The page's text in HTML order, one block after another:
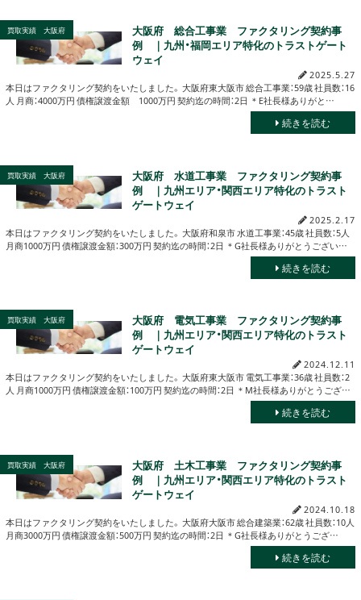
買取実績 大阪府
大阪府 総合工事業 ファクタリング契約事
例 ｜九州・福岡エリア特化のトラストゲート
ウェイ
2025.5.27
本日はファクタリング契約をいたしました。 大阪府東大阪市 総合工事業：59歳 社員数：16
人 月商：4000万円 債権譲渡金額 1000万円 契約迄の時間：2日 ＊E社長様ありがと…
続きを読む
買取実績 大阪府
大阪府 水道工事業 ファクタリング契約事
例 ｜九州エリア・関西エリア特化のトラスト
ゲートウェイ
2025.2.17
本日はファクタリング契約をいたしました。 大阪府和泉市 水道工事業：45歳 社員数：5人
月商1000万円 債権譲渡金額：300万円 契約迄の時間：2日 ＊G社長様ありがとうござい…
続きを読む
買取実績 大阪府
大阪府 電気工事業 ファクタリング契約事
例 ｜九州エリア・関西エリア特化のトラスト
ゲートウェイ
2024.12.11
本日はファクタリング契約をいたしました。 大阪府東大阪市 電気工事業：36歳 社員数：2
人 月商1000万円 債権譲渡金額：100万円 契約迄の時間：2日 ＊M社長様ありがとうござ…
続きを読む
買取実績 大阪府
大阪府 土木工事業 ファクタリング契約事
例 ｜九州エリア・関西エリア特化のトラスト
ゲートウェイ
2024.10.18
本日はファクタリング契約をいたしました。 大阪府大阪市 総合建築業：62歳 社員数：10人
月商3000万円 債権譲渡金額：500万円 契約迄の時間：2日 ＊G社長様ありがとうござ…
続きを読む